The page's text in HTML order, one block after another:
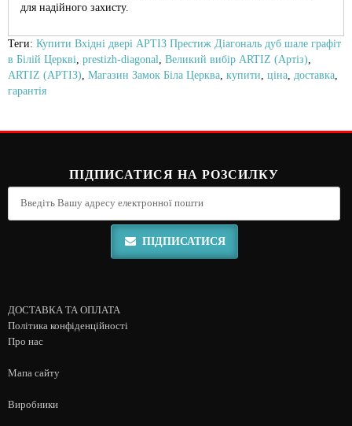
для надійного захисту.
Теги: Купити Вхідні двері АРТІЗ Престиж Діагональ дуб шале графіт
в Білій Церкві prestizh-diagonal Великий вибір ARTIZ (Артіз)
ARTIZ (АРТІЗ) Магазин Замок Біла Церква купити ціна доставка
гарантія
ПІДПИСАТИСЯ НА РОЗСИЛКУ
ПІДПИСАТИСЯ
ДОСТАВКА ТА ОПЛАТА
Політика конфіденційності
Про нас
Мапа сайту
Виробники